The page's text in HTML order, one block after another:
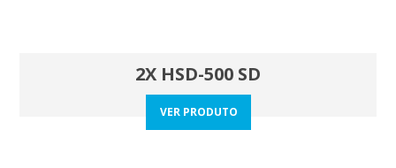
2X HSD-500 SD
VER PRODUTO